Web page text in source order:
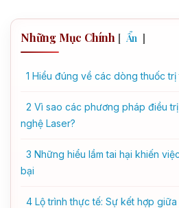
Những Mục Chính [ Ẩn ]
1 Hiểu đúng về các dòng thuốc trị
2 Vì sao các phương pháp điều
nghệ Laser?
3 Những hiểu lầm tai hại khiến
bại
4 Lộ trình thực tế: Sự kết hợp